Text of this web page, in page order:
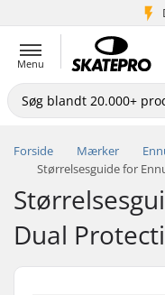
Menu
Forside Mærker
Størrelsesguide for
Dual